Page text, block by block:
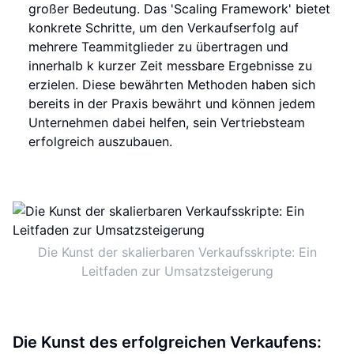
großer Bedeutung. Das 'Scaling Framework' bietet
konkrete Schritte, um den Verkaufserfolg auf
mehrere Teammitglieder zu übertragen und
innerhalb k kurzer Zeit messbare Ergebnisse zu
erzielen. Diese bewährten Methoden haben sich
bereits in der Praxis bewährt und können jedem
Unternehmen dabei helfen, sein Vertriebsteam
erfolgreich auszubauen.
Die Kunst der skalierbaren Verkaufsskripte: Ein
Leitfaden zur Umsatzsteigerung
Die Kunst des erfolgreichen Verkaufens: